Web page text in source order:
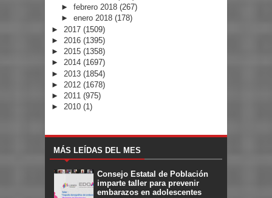
► febrero 2018 (267)
► enero 2018 (178)
► 2017 (1509)
► 2016 (1395)
► 2015 (1358)
► 2014 (1697)
► 2013 (1854)
► 2012 (1678)
► 2011 (975)
► 2010 (1)
MÁS LEÍDAS DEL MES
Consejo Estatal de Población
imparte taller para prevenir
embarazos en adolescentes